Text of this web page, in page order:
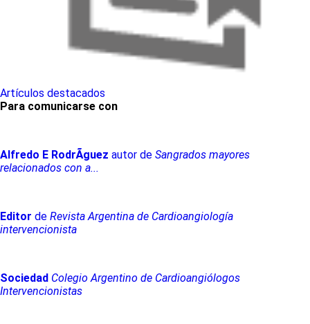
Artículos destacados
Para comunicarse con
Alfredo E RodrÃ­guez autor de Sangrados mayores
relacionados con a...
Editor de Revista Argentina de Cardioangiología
intervencionista
Sociedad Colegio Argentino de Cardioangiólogos
Intervencionistas